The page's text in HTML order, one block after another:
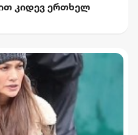
კიდევ ერთხელ